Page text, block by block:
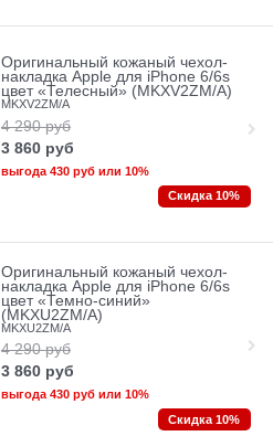
Оригинальный кожаный чехол-
накладка Apple для iPhone 6/6s
цвет «Телесный» (MKXV2ZM/A)
MKXV2ZM/A
4 290 руб
3 860 руб
выгода 430 рубили 10%
Скидка 10%
Оригинальный кожаный чехол-
накладка Apple для iPhone 6/6s
цвет «Темно-синий»
(MKXU2ZM/A)
MKXU2ZM/A
4 290 руб
3 860 руб
выгода 430 рубили 10%
Скидка 10%